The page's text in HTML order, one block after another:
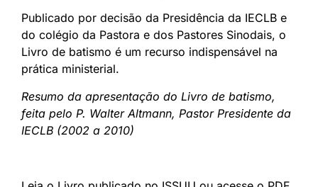
Publicado por decisão da Presidência da IECLB e
do colégio da Pastora e dos Pastores Sinodais, o
Livro de batismo é um recurso indispensável na
prática ministerial.
Resumo da apresentação do Livro de batismo,
feita pelo P. Walter Altmann, Pastor Presidente da
IECLB (2002 a 2010)